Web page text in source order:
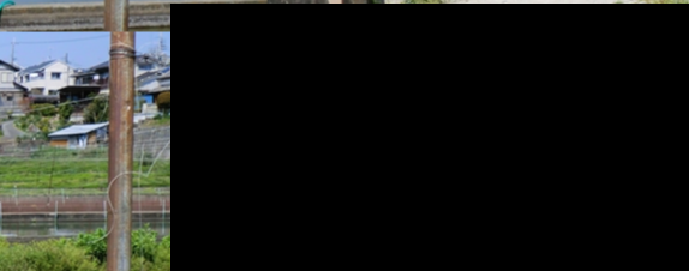
動
画
プ
レ
ー
ヤ
ー